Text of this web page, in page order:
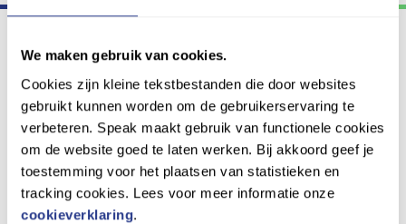
We maken gebruik van cookies.
Cookies zijn kleine tekstbestanden die door websites
gebruikt kunnen worden om de gebruikerservaring te
verbeteren. Speak maakt gebruik van functionele cookies
om de website goed te laten werken. Bij akkoord geef je
toestemming voor het plaatsen van statistieken en
tracking cookies. Lees voor meer informatie onze
cookieverklaring.
Verlengde Schrans 150,
8932 NT Leeuwarden
leeuwarden@cyclingworld.nl
058 212 90 88
+31 6 23 39 14 96